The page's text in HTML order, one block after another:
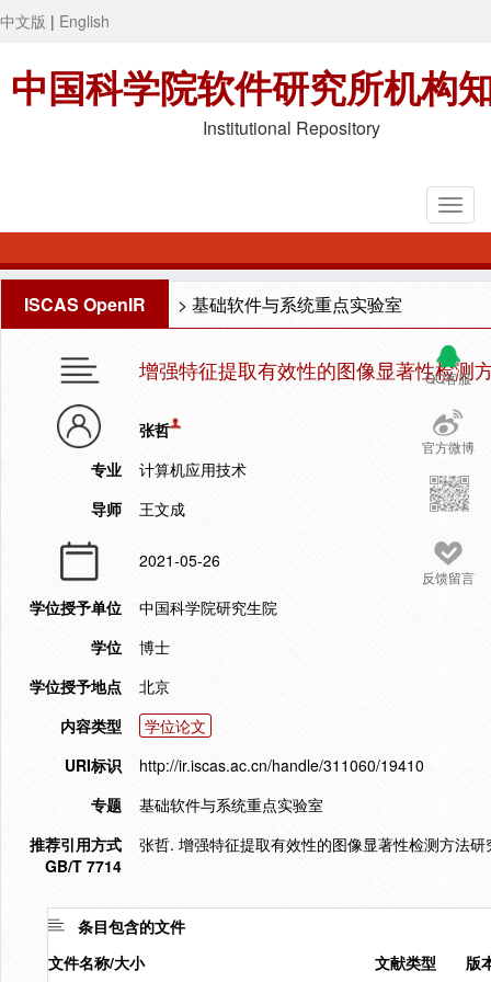
中文版 | English
中国科学院软件研究所机构
Institutional Repository
ISCAS OpenIR > 基础软件与系统重点实验室
QQ客服
官方微博
反馈留言
增强特征提取有效性的图像显著性检测
张哲
专业
计算机应用技术
导师
王文成
2021-05-26
学位授予单位
中国科学院研究生院
学位
博士
学位授予地点
北京
内容类型
学位论文
URI标识
http://ir.iscas.ac.cn/handle/311060/19410
专题
基础软件与系统重点实验室
推荐引用方式
GB/T 7714
张哲. 增强特征提取有效性的图像显著性检测方法
条目包含的文件
文件名称/大小
文献类型 版